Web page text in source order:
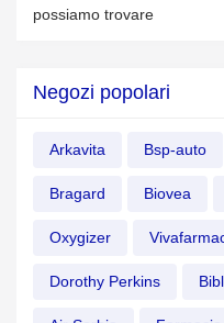
possiamo trovare
Negozi popolari
Arkavita Bsp-auto
Bragard Biovea
Oxygizer
Dorothy Perkins